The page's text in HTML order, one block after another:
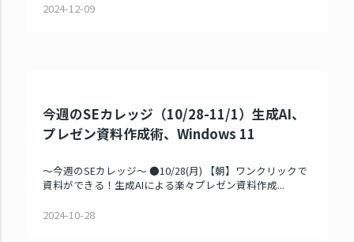
2024-12-09
今週のSEカレッジ（10/28-11/1）生成AI、
プレゼン資料作成術、Windows 11
～今週のSEカレッジ～ ●10/28(月) 【朝】ワンクリックで
資料ができる！生成AIによる楽々プレゼン資料作成...
2024-10-28